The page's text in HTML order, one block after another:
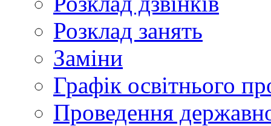
Розклад занять
Заміни
Графік освітнього
Проведення